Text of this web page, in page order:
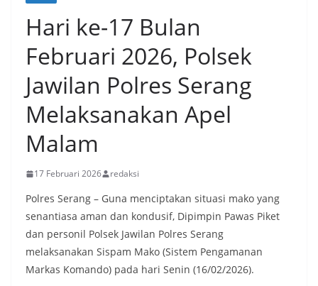
Hari ke-17 Bulan
Februari 2026, Polsek
Jawilan Polres Serang
Melaksanakan Apel
Malam
17 Februari 2026 redaksi
Polres Serang – Guna menciptakan situasi mako yang
senantiasa aman dan kondusif, Dipimpin Pawas Piket
dan personil Polsek Jawilan Polres Serang
melaksanakan Sispam Mako (Sistem Pengamanan
Markas Komando) pada hari Senin (16/02/2026).